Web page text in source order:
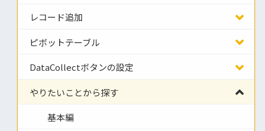
レコード追加
ピボットテーブル
DataCollectボタンの設定
やりたいことから探す
基本編